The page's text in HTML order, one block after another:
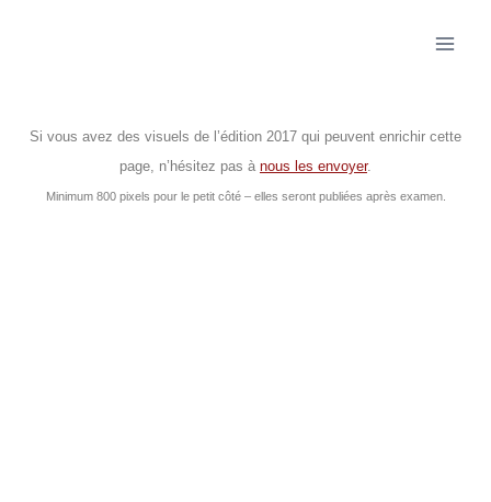
Si vous avez des visuels de l’édition 2017 qui peuvent enrichir cette
page, n’hésitez pas à nous les envoyer.
Minimum 800 pixels pour le petit côté – elles seront publiées après examen.